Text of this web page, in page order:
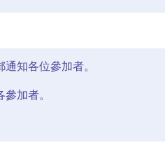
知各位參加者。
加者。